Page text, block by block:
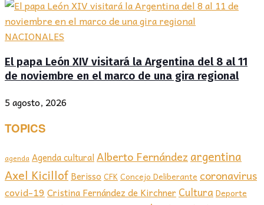
NACIONALES
El papa León XIV visitará la Argentina del 8 al 11
de noviembre en el marco de una gira regional
5 agosto, 2026
TOPICS
agenda Agenda culturalAlberto Fernández argentina
Axel Kicillof Berisso CFKConcejo Deliberante coronavirus
covid-19 Cristina Fernández de Kirchner Cultura Deporte